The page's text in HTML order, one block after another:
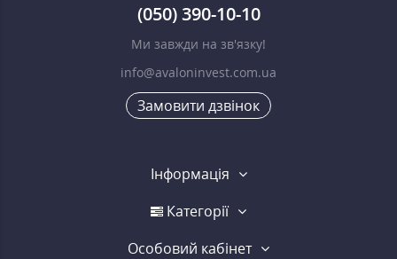
(050) 390-10-10
Ми завжди на зв'язку!
info@avaloninvest.com.ua
Замовити дзвінок
Інформація
Категорії
Особовий кабінет